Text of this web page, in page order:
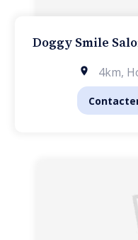
Doggy Smile
4km,